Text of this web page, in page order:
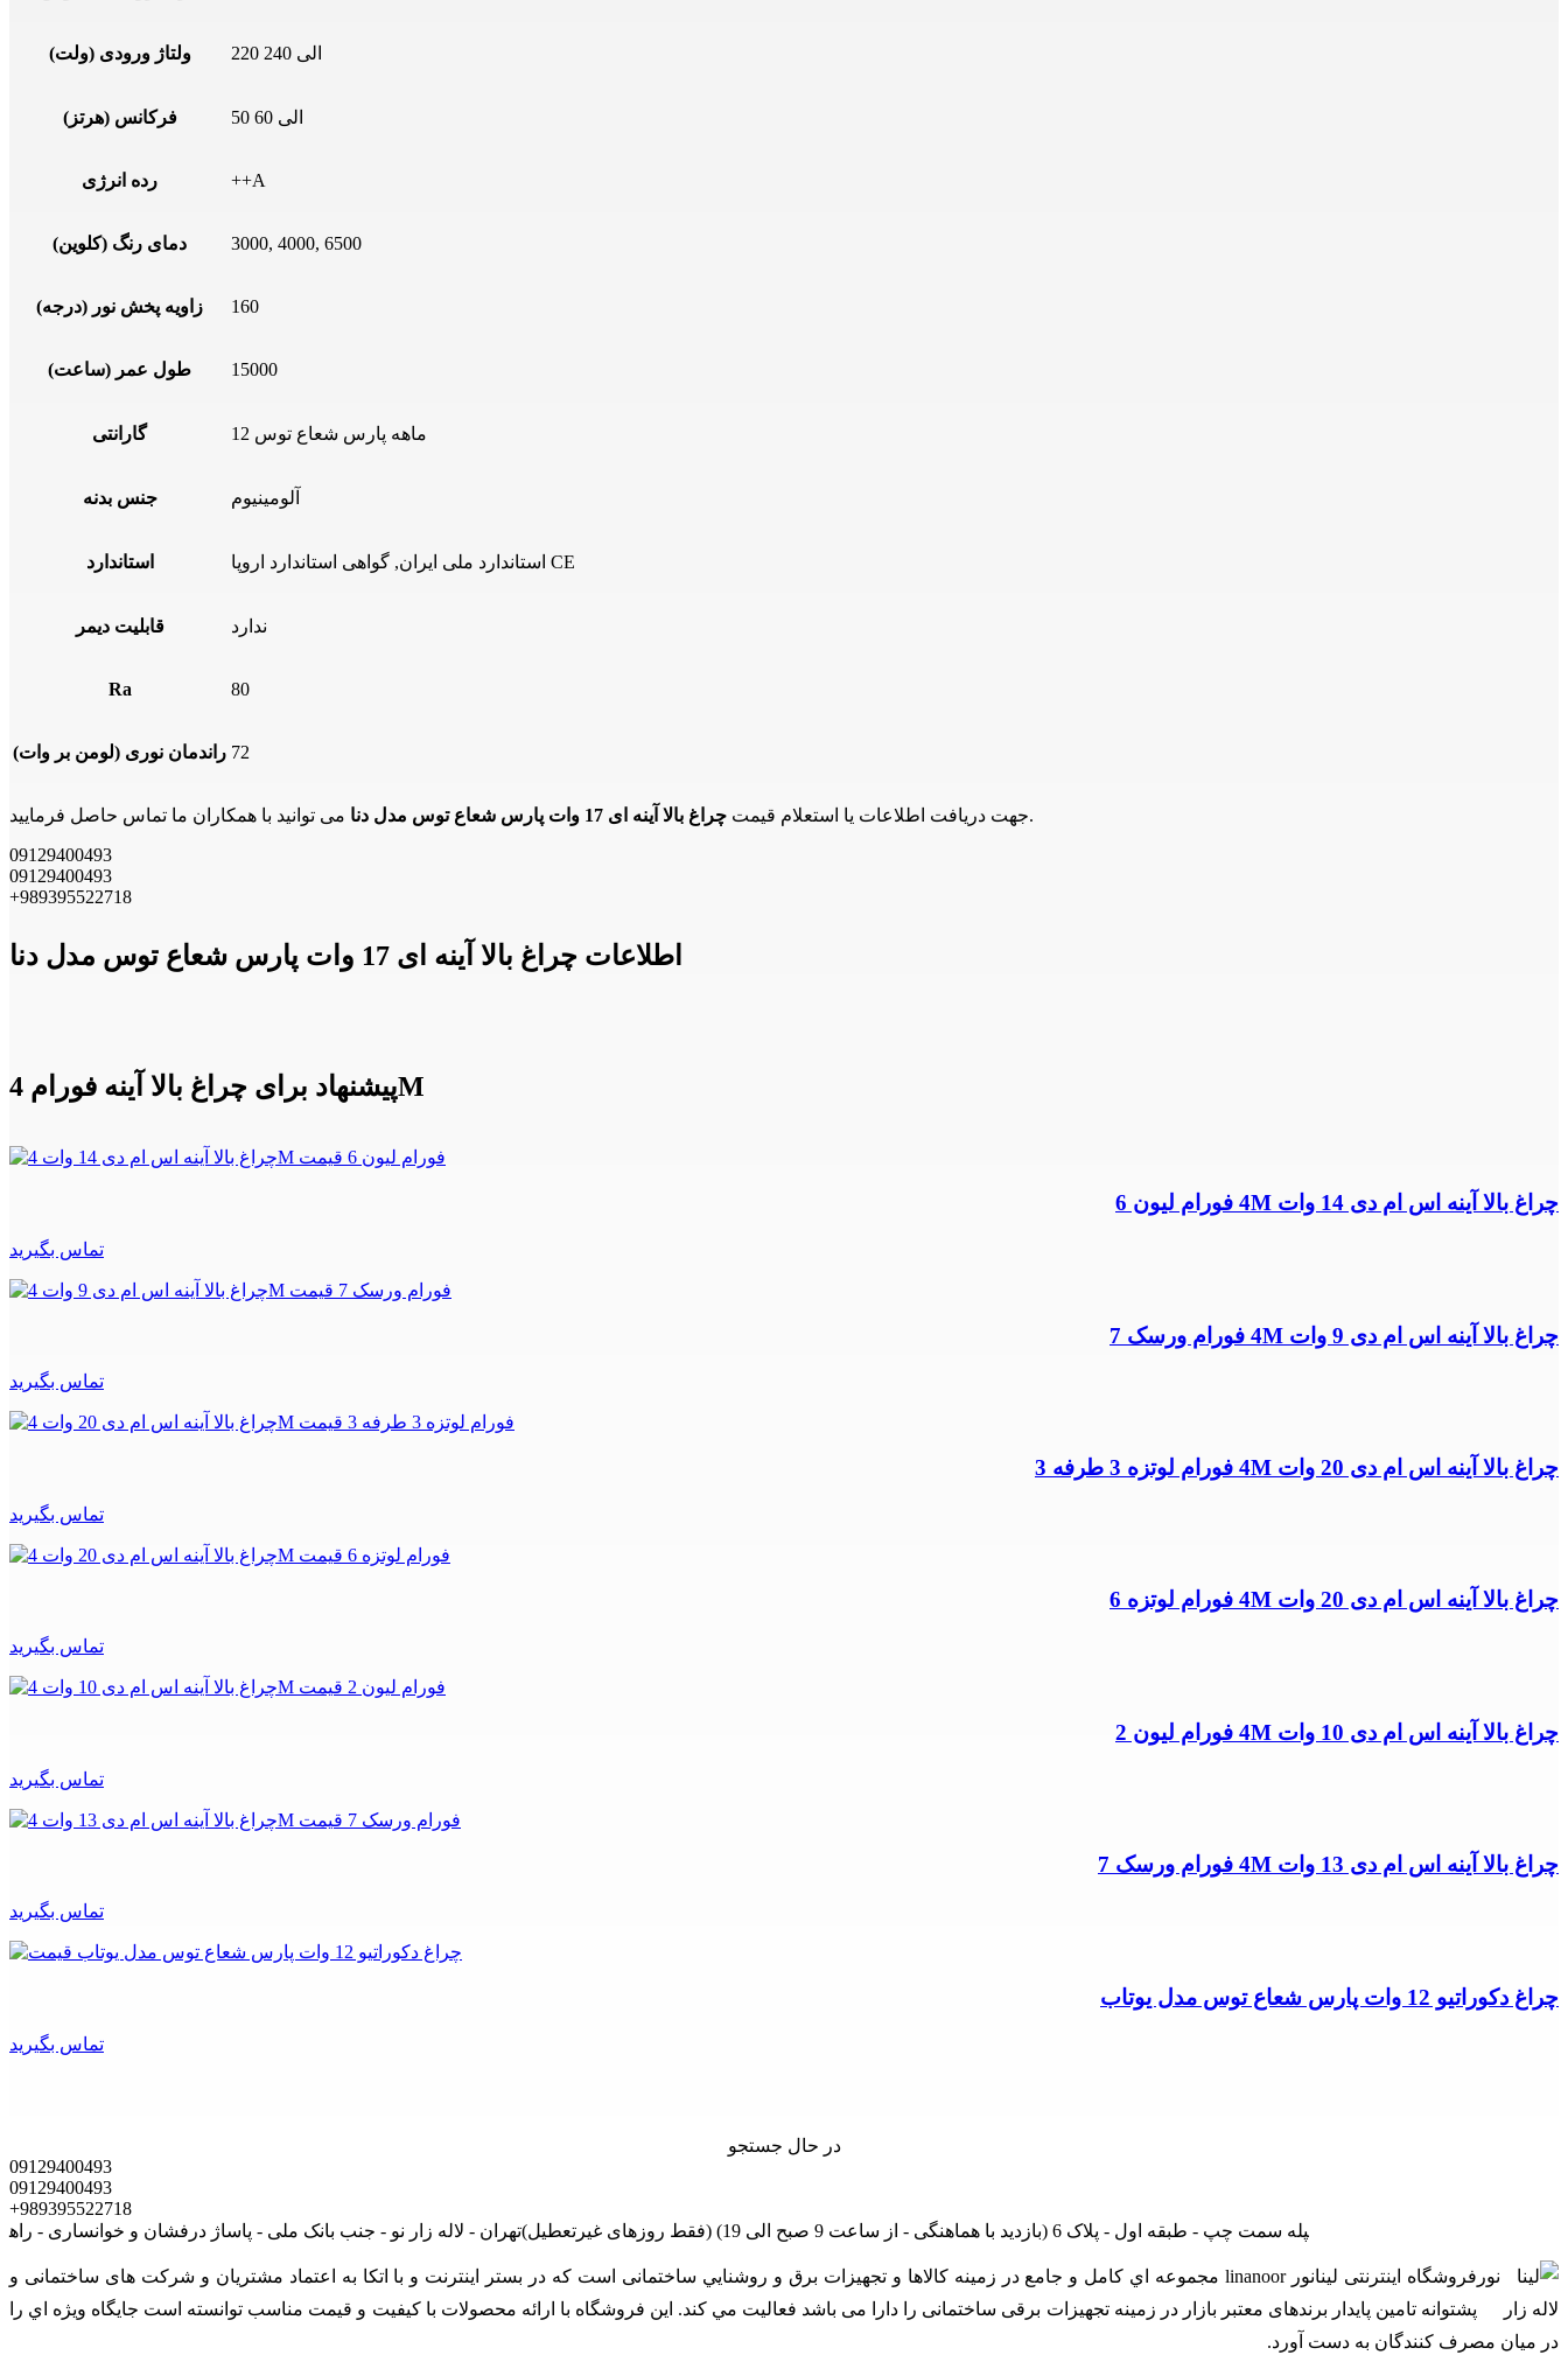
ولتاژ ورودی (ولت) 220 الی 240
فرکانس (هرتز) 50 الی 60
رده انرژی ++A
دمای رنگ (کلوین) 3000, 4000, 6500
زاویه پخش نور (درجه) 160
طول عمر (ساعت) 15000
گارانتی 12 ماهه پارس شعاع توس
جنس بدنه آلومینیوم
استاندارد استاندارد ملی ایران, گواهی استاندارد اروپا CE
قابلیت دیمر ندارد
Ra 80
راندمان نوری (لومن بر وات) 72
جهت دریافت اطلاعات یا استعلام قیمت چراغ بالا آینه ای 17 وات پارس شعاع توس مدل دنا
می توانید با همکاران ما تماس حاصل فرمایید.
09129400493
09129400493
+989395522718
اطلاعات چراغ بالا آینه ای 17 وات پارس شعاع توس مدل دنا
پیشنهاد برای چراغ بالا آینه فورام 4M
چراغ بالا آینه اس ام دی 14 وات 4M فورام لیون 6
تماس بگیرید
چراغ بالا آینه اس ام دی 9 وات 4M فورام ورسک 7
تماس بگیرید
چراغ بالا آینه اس ام دی 20 وات 4M فورام لوتزه 3 طرفه 3
تماس بگیرید
چراغ بالا آینه اس ام دی 20 وات 4M فورام لوتزه 6
تماس بگیرید
چراغ بالا آینه اس ام دی 10 وات 4M فورام لیون 2
تماس بگیرید
چراغ بالا آینه اس ام دی 13 وات 4M فورام ورسک 7
تماس بگیرید
چراغ دکوراتیو 12 وات پارس شعاع توس مدل یوتاب
تماس بگیرید
در حال جستجو
09129400493
09129400493
+989395522718
تهران - لاله زار نو - جنب بانک ملی - پاساژ درفشان و خوانساری - راه‎پله سمت چپ - طبقه اول - پلاک 6 (بازدید با هماهنگی - از ساعت 9 صبح الی 19) (فقط روزهای غیرتعطیل)
فروشگاه اینترنتی لینانور linanoor مجموعه اي کامل و جامع در زمينه کالاها و تجهيزات برق و روشنايي ساختمانی است که در بستر اينترنت و با اتکا به اعتماد مشتریان و شرکت های ساختمانی و
پشتوانه تامین پایدار برندهای معتبر بازار در زمینه تجهیزات برقی ساختمانی را دارا می باشد فعالیت مي کند. اين فروشگاه با ارائه محصولات با کيفيت و قيمت مناسب توانسته است جايگاه ويژه اي را
در ميان مصرف کنندگان به دست آورد.